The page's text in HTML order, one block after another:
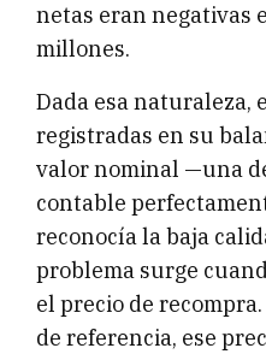
netas eran negativas
millones.
Dada esa naturaleza,
registradas en su
valor nominal —una
contable
reconocía la baja
problema surge
el precio de
de referencia, ese